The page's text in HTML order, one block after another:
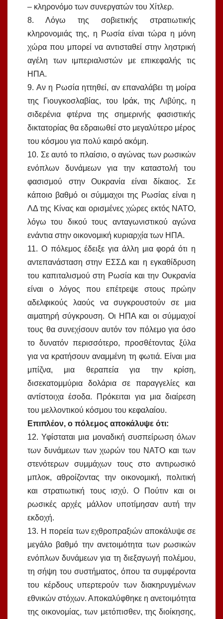
– κληρονόμο των συνεργατών του Χίτλερ.
8. Λόγω της σοβιετικής στρατιωτικής
κληρονομιάς της, η Ρωσία είναι τώρα η μόνη
χώρα που μπορεί να αντισταθεί στην ληστρική
αγέλη των ιμπεριαλιστών με επικεφαλής τις
ΗΠΑ.
9. Αν η Ρωσία ηττηθεί, αν επαναλάβει τη μοίρα
της Γιουγκοσλαβίας, του Ιράκ, της Λιβύης, η
σιδερένια φτέρνα της σημερινής φασιστικής
δικτατορίας θα εδραιωθεί στο μεγαλύτερο μέρος
του κόσμου για πολύ καιρό ακόμη.
10. Σε αυτό το πλαίσιο, ο αγώνας των ρωσικών
ενόπλων δυνάμεων για την καταστολή του
φασισμού στην Ουκρανία είναι δίκαιος. Σε
κάποιο βαθμό οι σύμμαχοι της Ρωσίας είναι η
ΛΔ της Κίνας και ορισμένες χώρες εκτός ΝΑΤΟ,
λόγω του δικού τους ανταγωνιστικού αγώνα
ενάντια στην οικονομική κυριαρχία των ΗΠΑ.
11. Ο πόλεμος έδειξε για άλλη μια φορά ότι η
αντεπανάσταση στην ΕΣΣΔ και η εγκαθίδρυση
του καπιταλισμού στη Ρωσία και την Ουκρανία
είναι ο λόγος που επέτρεψε στους πρώην
αδελφικούς λαούς να συγκρουστούν σε μια
αιματηρή σύγκρουση. Οι ΗΠΑ και οι σύμμαχοί
τους θα συνεχίσουν αυτόν τον πόλεμο για όσο
το δυνατόν περισσότερο, προσθέτοντας ξύλα
για να κρατήσουν αναμμένη τη φωτιά. Είναι μια
μπίζνα, μια θεραπεία για την κρίση,
δισεκατομμύρια δολάρια σε παραγγελίες και
αντίστοιχα έσοδα. Πρόκειται για μια διαίρεση
του μελλοντικού κόσμου του κεφαλαίου.
Επιπλέον, ο πόλεμος αποκάλυψε ότι:
12. Υφίσταται μια μοναδική συσπείρωση όλων
των δυνάμεων των χωρών του ΝΑΤΟ και των
στενότερων συμμάχων τους στο αντιρωσικό
μπλοκ, αθροίζοντας την οικονομική, πολιτική
και στρατιωτική τους ισχύ. Ο Πούτιν και οι
ρωσικές αρχές μάλλον υποτίμησαν αυτή την
εκδοχή.
13. Η πορεία των εχθροπραξιών αποκάλυψε σε
μεγάλο βαθμό την ανετοιμότητα των ρωσικών
ενόπλων δυνάμεων για τη διεξαγωγή πολέμου,
τη σήψη του συστήματος, όπου τα συμφέροντα
του κέρδους υπερτερούν των διακηρυγμένων
εθνικών στόχων. Αποκαλύφθηκε η ανετοιμότητα
της οικονομίας, των μετόπισθεν, της διοίκησης,